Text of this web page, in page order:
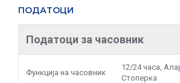
ПОДАТОЦИ
Податоци за часовник
Функција на часовник
12/24 часа,
Стоперка